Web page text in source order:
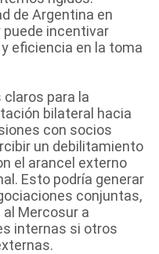
de Argentina en
incentivar
eficiencia en la toma
claros para la
bilateral hacia
con socios
un debilitamiento
el arancel externo
Esto podría generar
conjuntas,
Mercosur a
internas si otros